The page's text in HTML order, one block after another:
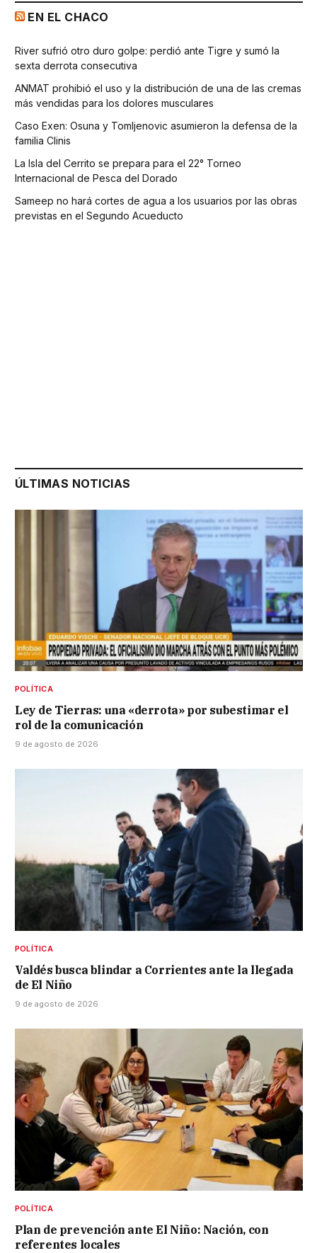
EN EL CHACO
River sufrió otro duro golpe: perdió ante Tigre y sumó la
sexta derrota consecutiva
ANMAT prohibió el uso y la distribución de una de las cremas
más vendidas para los dolores musculares
Caso Exen: Osuna y Tomljenovic asumieron la defensa de la
familia Clinis
La Isla del Cerrito se prepara para el 22° Torneo
Internacional de Pesca del Dorado
Sameep no hará cortes de agua a los usuarios por las obras
previstas en el Segundo Acueducto
ÚLTIMAS NOTICIAS
POLÍTICA
Ley de Tierras: una «derrota» por subestimar el
rol de la comunicación
9 de agosto de 2026
POLÍTICA
Valdés busca blindar a Corrientes ante la llegada
de El Niño
9 de agosto de 2026
POLÍTICA
Plan de prevención ante El Niño: Nación, con
referentes locales